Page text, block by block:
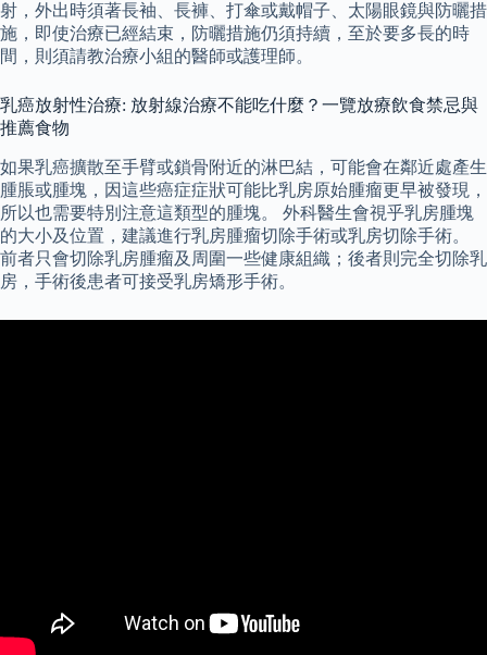
射，外出時須著長袖、長褲、打傘或戴帽子、太陽眼鏡與防曬措
施，即使治療已經結束，防曬措施仍須持續，至於要多長的時
間，則須請教治療小組的醫師或護理師。
乳癌放射性治療: 放射線治療不能吃什麼？一覽放療飲食禁忌與
推薦食物
如果乳癌擴散至手臂或鎖骨附近的淋巴結，可能會在鄰近處產生
腫脹或腫塊，因這些癌症症狀可能比乳房原始腫瘤更早被發現，
所以也需要特別注意這類型的腫塊。 外科醫生會視乎乳房腫塊
的大小及位置，建議進行乳房腫瘤切除手術或乳房切除手術。
前者只會切除乳房腫瘤及周圍一些健康組織；後者則完全切除乳
房，手術後患者可接受乳房矯形手術。